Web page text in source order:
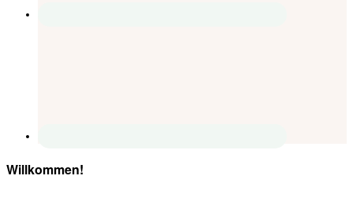
Willkommen!